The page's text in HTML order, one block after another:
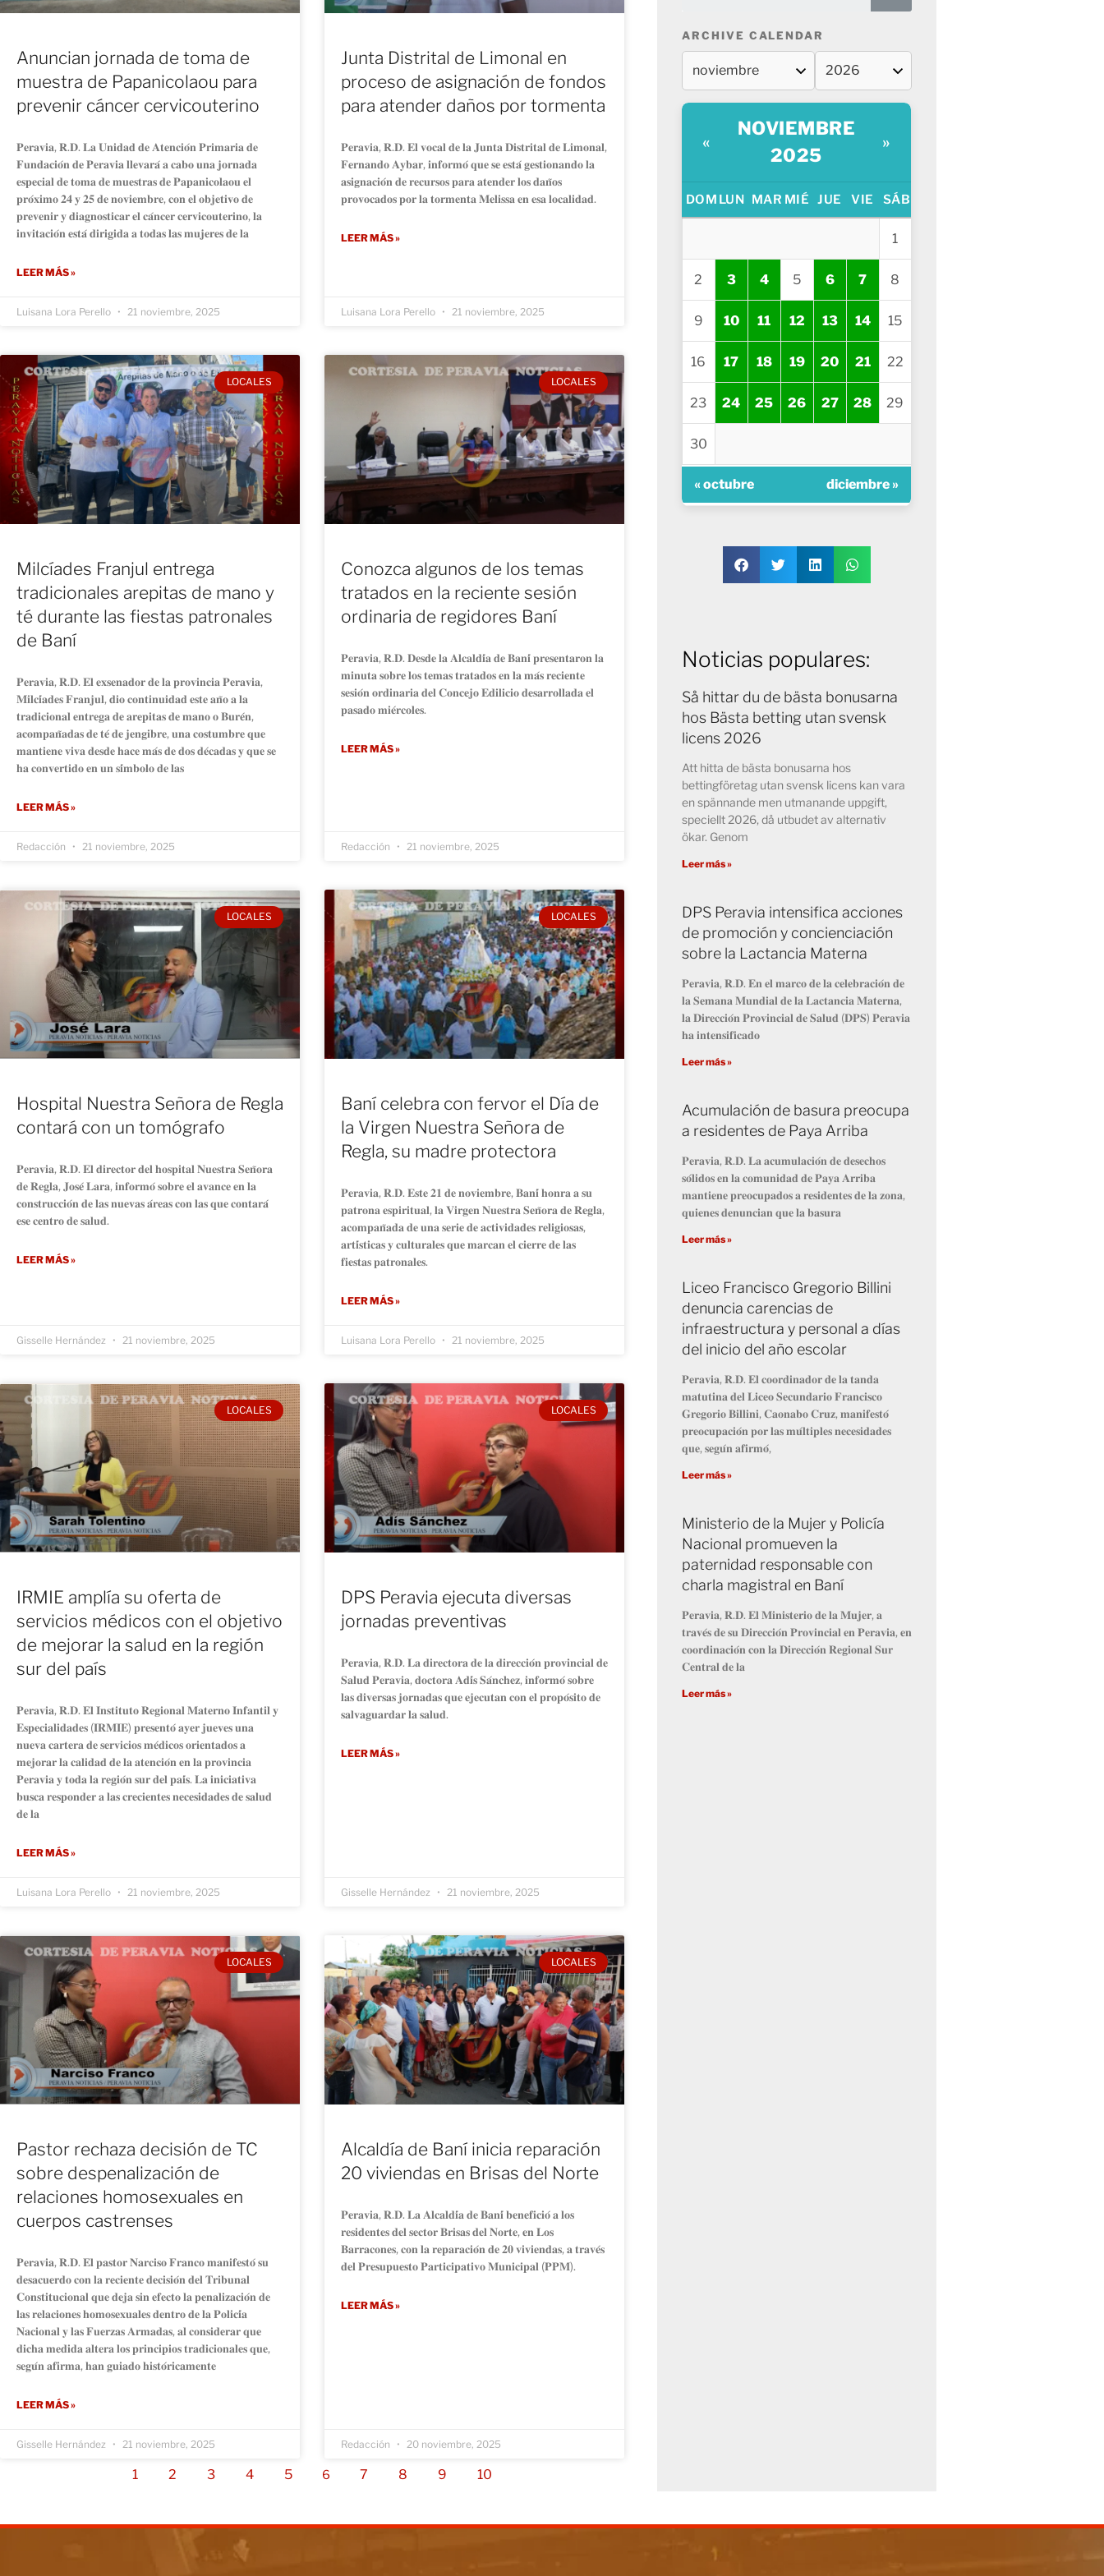
Anuncian jornada de toma de
muestra de Papanicolaou para
prevenir cáncer cervicouterino
𝐏𝐞𝐫𝐚𝐯𝐢𝐚, 𝐑.𝐃. 𝐋𝐚 𝐔𝐧𝐢𝐝𝐚𝐝 𝐝𝐞 𝐀𝐭𝐞𝐧𝐜𝐢𝐨́𝐧 𝐏𝐫𝐢𝐦𝐚𝐫𝐢𝐚 𝐝𝐞
𝐅𝐮𝐧𝐝𝐚𝐜𝐢𝐨́𝐧 𝐝𝐞 𝐏𝐞𝐫𝐚𝐯𝐢𝐚 𝐥𝐥𝐞𝐯𝐚𝐫𝐚́ 𝐚 𝐜𝐚𝐛𝐨 𝐮𝐧𝐚 𝐣𝐨𝐫𝐧𝐚𝐝𝐚
𝐞𝐬𝐩𝐞𝐜𝐢𝐚𝐥 𝐝𝐞 𝐭𝐨𝐦𝐚 𝐝𝐞 𝐦𝐮𝐞𝐬𝐭𝐫𝐚𝐬 𝐝𝐞 𝐏𝐚𝐩𝐚𝐧𝐢𝐜𝐨𝐥𝐚𝐨𝐮 𝐞𝐥
𝐩𝐫𝐨́𝐱𝐢𝐦𝐨 𝟐𝟒 𝐲 𝟐𝟓 𝐝𝐞 𝐧𝐨𝐯𝐢𝐞𝐦𝐛𝐫𝐞, 𝐜𝐨𝐧 𝐞𝐥 𝐨𝐛𝐣𝐞𝐭𝐢𝐯𝐨 𝐝𝐞
𝐩𝐫𝐞𝐯𝐞𝐧𝐢𝐫 𝐲 𝐝𝐢𝐚𝐠𝐧𝐨𝐬𝐭𝐢𝐜𝐚𝐫 𝐞𝐥 𝐜𝐚́𝐧𝐜𝐞𝐫 𝐜𝐞𝐫𝐯𝐢𝐜𝐨𝐮𝐭𝐞𝐫𝐢𝐧𝐨, 𝐥𝐚
𝐢𝐧𝐯𝐢𝐭𝐚𝐜𝐢𝐨́𝐧 𝐞𝐬𝐭𝐚́ 𝐝𝐢𝐫𝐢𝐠𝐢𝐝𝐚 𝐚 𝐭𝐨𝐝𝐚𝐬 𝐥𝐚𝐬 𝐦𝐮𝐣𝐞𝐫𝐞𝐬 𝐝𝐞 𝐥𝐚
LEER MÁS »
Luisana Lora Perello 21 noviembre, 2025
Junta Distrital de Limonal en
proceso de asignación de fondos
para atender daños por tormenta
𝐏𝐞𝐫𝐚𝐯𝐢𝐚, 𝐑.𝐃. 𝐄𝐥 𝐯𝐨𝐜𝐚𝐥 𝐝𝐞 𝐥𝐚 𝐉𝐮𝐧𝐭𝐚 𝐃𝐢𝐬𝐭𝐫𝐢𝐭𝐚𝐥 𝐝𝐞 𝐋𝐢𝐦𝐨𝐧𝐚𝐥,
𝐅𝐞𝐫𝐧𝐚𝐧𝐝𝐨 𝐀𝐲𝐛𝐚𝐫, 𝐢𝐧𝐟𝐨𝐫𝐦𝐨́ 𝐪𝐮𝐞 𝐬𝐞 𝐞𝐬𝐭𝐚́ 𝐠𝐞𝐬𝐭𝐢𝐨𝐧𝐚𝐧𝐝𝐨 𝐥𝐚
𝐚𝐬𝐢𝐠𝐧𝐚𝐜𝐢𝐨́𝐧 𝐝𝐞 𝐫𝐞𝐜𝐮𝐫𝐬𝐨𝐬 𝐩𝐚𝐫𝐚 𝐚𝐭𝐞𝐧𝐝𝐞𝐫 𝐥𝐨𝐬 𝐝𝐚𝐧̃𝐨𝐬
𝐩𝐫𝐨𝐯𝐨𝐜𝐚𝐝𝐨𝐬 𝐩𝐨𝐫 𝐥𝐚 𝐭𝐨𝐫𝐦𝐞𝐧𝐭𝐚 𝐌𝐞𝐥𝐢𝐬𝐬𝐚 𝐞𝐧 𝐞𝐬𝐚 𝐥𝐨𝐜𝐚𝐥𝐢𝐝𝐚𝐝.
LEER MÁS »
Luisana Lora Perello 21 noviembre, 2025
LOCALES
Milcíades Franjul entrega
tradicionales arepitas de mano y
té durante las fiestas patronales
de Baní
𝐏𝐞𝐫𝐚𝐯𝐢𝐚, 𝐑.𝐃. 𝐄𝐥 𝐞𝐱𝐬𝐞𝐧𝐚𝐝𝐨𝐫 𝐝𝐞 𝐥𝐚 𝐩𝐫𝐨𝐯𝐢𝐧𝐜𝐢𝐚 𝐏𝐞𝐫𝐚𝐯𝐢𝐚,
𝐌𝐢𝐥𝐜𝐢́𝐚𝐝𝐞𝐬 𝐅𝐫𝐚𝐧𝐣𝐮𝐥, 𝐝𝐢𝐨 𝐜𝐨𝐧𝐭𝐢𝐧𝐮𝐢𝐝𝐚𝐝 𝐞𝐬𝐭𝐞 𝐚𝐧̃𝐨 𝐚 𝐥𝐚
𝐭𝐫𝐚𝐝𝐢𝐜𝐢𝐨𝐧𝐚𝐥 𝐞𝐧𝐭𝐫𝐞𝐠𝐚 𝐝𝐞 𝐚𝐫𝐞𝐩𝐢𝐭𝐚𝐬 𝐝𝐞 𝐦𝐚𝐧𝐨 𝐨 𝐁𝐮𝐫𝐞́𝐧,
𝐚𝐜𝐨𝐦𝐩𝐚𝐧̃𝐚𝐝𝐚𝐬 𝐝𝐞 𝐭𝐞́ 𝐝𝐞 𝐣𝐞𝐧𝐠𝐢𝐛𝐫𝐞, 𝐮𝐧𝐚 𝐜𝐨𝐬𝐭𝐮𝐦𝐛𝐫𝐞 𝐪𝐮𝐞
𝐦𝐚𝐧𝐭𝐢𝐞𝐧𝐞 𝐯𝐢𝐯𝐚 𝐝𝐞𝐬𝐝𝐞 𝐡𝐚𝐜𝐞 𝐦𝐚́𝐬 𝐝𝐞 𝐝𝐨𝐬 𝐝𝐞́𝐜𝐚𝐝𝐚𝐬 𝐲 𝐪𝐮𝐞 𝐬𝐞
𝐡𝐚 𝐜𝐨𝐧𝐯𝐞𝐫𝐭𝐢𝐝𝐨 𝐞𝐧 𝐮𝐧 𝐬𝐢́𝐦𝐛𝐨𝐥𝐨 𝐝𝐞 𝐥𝐚𝐬
LEER MÁS »
Redacción 21 noviembre, 2025
LOCALES
Conozca algunos de los temas
tratados en la reciente sesión
ordinaria de regidores Baní
𝐏𝐞𝐫𝐚𝐯𝐢𝐚, 𝐑.𝐃. 𝐃𝐞𝐬𝐝𝐞 𝐥𝐚 𝐀𝐥𝐜𝐚𝐥𝐝𝐢́𝐚 𝐝𝐞 𝐁𝐚𝐧𝐢́ 𝐩𝐫𝐞𝐬𝐞𝐧𝐭𝐚𝐫𝐨𝐧 𝐥𝐚
𝐦𝐢𝐧𝐮𝐭𝐚 𝐬𝐨𝐛𝐫𝐞 𝐥𝐨𝐬 𝐭𝐞𝐦𝐚𝐬 𝐭𝐫𝐚𝐭𝐚𝐝𝐨𝐬 𝐞𝐧 𝐥𝐚 𝐦𝐚́𝐬 𝐫𝐞𝐜𝐢𝐞𝐧𝐭𝐞
𝐬𝐞𝐬𝐢𝐨́𝐧 𝐨𝐫𝐝𝐢𝐧𝐚𝐫𝐢𝐚 𝐝𝐞𝐥 𝐂𝐨𝐧𝐜𝐞𝐣𝐨 𝐄𝐝𝐢𝐥𝐢𝐜𝐢𝐨 𝐝𝐞𝐬𝐚𝐫𝐫𝐨𝐥𝐥𝐚𝐝𝐚 𝐞𝐥
𝐩𝐚𝐬𝐚𝐝𝐨 𝐦𝐢𝐞́𝐫𝐜𝐨𝐥𝐞𝐬.
LEER MÁS »
Redacción 21 noviembre, 2025
LOCALES
Hospital Nuestra Señora de Regla
contará con un tomógrafo
𝐏𝐞𝐫𝐚𝐯𝐢𝐚, 𝐑.𝐃. 𝐄𝐥 𝐝𝐢𝐫𝐞𝐜𝐭𝐨𝐫 𝐝𝐞𝐥 𝐡𝐨𝐬𝐩𝐢𝐭𝐚𝐥 𝐍𝐮𝐞𝐬𝐭𝐫𝐚 𝐒𝐞𝐧̃𝐨𝐫𝐚
𝐝𝐞 𝐑𝐞𝐠𝐥𝐚, 𝐉𝐨𝐬𝐞́ 𝐋𝐚𝐫𝐚, 𝐢𝐧𝐟𝐨𝐫𝐦𝐨́ 𝐬𝐨𝐛𝐫𝐞 𝐞𝐥 𝐚𝐯𝐚𝐧𝐜𝐞 𝐞𝐧 𝐥𝐚
𝐜𝐨𝐧𝐬𝐭𝐫𝐮𝐜𝐜𝐢𝐨́𝐧 𝐝𝐞 𝐥𝐚𝐬 𝐧𝐮𝐞𝐯𝐚𝐬 𝐚́𝐫𝐞𝐚𝐬 𝐜𝐨𝐧 𝐥𝐚𝐬 𝐪𝐮𝐞 𝐜𝐨𝐧𝐭𝐚𝐫𝐚́
𝐞𝐬𝐞 𝐜𝐞𝐧𝐭𝐫𝐨 𝐝𝐞 𝐬𝐚𝐥𝐮𝐝.
LEER MÁS »
Gisselle Hernández 21 noviembre, 2025
LOCALES
Baní celebra con fervor el Día de
la Virgen Nuestra Señora de
Regla, su madre protectora
𝐏𝐞𝐫𝐚𝐯𝐢𝐚, 𝐑.𝐃. 𝐄𝐬𝐭𝐞 𝟐𝟏 𝐝𝐞 𝐧𝐨𝐯𝐢𝐞𝐦𝐛𝐫𝐞, 𝐁𝐚𝐧𝐢́ 𝐡𝐨𝐧𝐫𝐚 𝐚 𝐬𝐮
𝐩𝐚𝐭𝐫𝐨𝐧𝐚 𝐞𝐬𝐩𝐢𝐫𝐢𝐭𝐮𝐚𝐥, 𝐥𝐚 𝐕𝐢𝐫𝐠𝐞𝐧 𝐍𝐮𝐞𝐬𝐭𝐫𝐚 𝐒𝐞𝐧̃𝐨𝐫𝐚 𝐝𝐞 𝐑𝐞𝐠𝐥𝐚,
𝐚𝐜𝐨𝐦𝐩𝐚𝐧̃𝐚𝐝𝐚 𝐝𝐞 𝐮𝐧𝐚 𝐬𝐞𝐫𝐢𝐞 𝐝𝐞 𝐚𝐜𝐭𝐢𝐯𝐢𝐝𝐚𝐝𝐞𝐬 𝐫𝐞𝐥𝐢𝐠𝐢𝐨𝐬𝐚𝐬,
𝐚𝐫𝐭𝐢́𝐬𝐭𝐢𝐜𝐚𝐬 𝐲 𝐜𝐮𝐥𝐭𝐮𝐫𝐚𝐥𝐞𝐬 𝐪𝐮𝐞 𝐦𝐚𝐫𝐜𝐚𝐧 𝐞𝐥 𝐜𝐢𝐞𝐫𝐫𝐞 𝐝𝐞 𝐥𝐚𝐬
𝐟𝐢𝐞𝐬𝐭𝐚𝐬 𝐩𝐚𝐭𝐫𝐨𝐧𝐚𝐥𝐞𝐬.
LEER MÁS »
Luisana Lora Perello 21 noviembre, 2025
LOCALES
IRMIE amplía su oferta de
servicios médicos con el objetivo
de mejorar la salud en la región
sur del país
𝐏𝐞𝐫𝐚𝐯𝐢𝐚, 𝐑.𝐃. 𝐄𝐥 𝐈𝐧𝐬𝐭𝐢𝐭𝐮𝐭𝐨 𝐑𝐞𝐠𝐢𝐨𝐧𝐚𝐥 𝐌𝐚𝐭𝐞𝐫𝐧𝐨 𝐈𝐧𝐟𝐚𝐧𝐭𝐢𝐥 𝐲
𝐄𝐬𝐩𝐞𝐜𝐢𝐚𝐥𝐢𝐝𝐚𝐝𝐞𝐬 (𝐈𝐑𝐌𝐈𝐄) 𝐩𝐫𝐞𝐬𝐞𝐧𝐭𝐨́ 𝐚𝐲𝐞𝐫 𝐣𝐮𝐞𝐯𝐞𝐬 𝐮𝐧𝐚
𝐧𝐮𝐞𝐯𝐚 𝐜𝐚𝐫𝐭𝐞𝐫𝐚 𝐝𝐞 𝐬𝐞𝐫𝐯𝐢𝐜𝐢𝐨𝐬 𝐦𝐞́𝐝𝐢𝐜𝐨𝐬 𝐨𝐫𝐢𝐞𝐧𝐭𝐚𝐝𝐨𝐬 𝐚
𝐦𝐞𝐣𝐨𝐫𝐚𝐫 𝐥𝐚 𝐜𝐚𝐥𝐢𝐝𝐚𝐝 𝐝𝐞 𝐥𝐚 𝐚𝐭𝐞𝐧𝐜𝐢𝐨́𝐧 𝐞𝐧 𝐥𝐚 𝐩𝐫𝐨𝐯𝐢𝐧𝐜𝐢𝐚
𝐏𝐞𝐫𝐚𝐯𝐢𝐚 𝐲 𝐭𝐨𝐝𝐚 𝐥𝐚 𝐫𝐞𝐠𝐢𝐨́𝐧 𝐬𝐮𝐫 𝐝𝐞𝐥 𝐩𝐚𝐢́𝐬. 𝐋𝐚 𝐢𝐧𝐢𝐜𝐢𝐚𝐭𝐢𝐯𝐚
𝐛𝐮𝐬𝐜𝐚 𝐫𝐞𝐬𝐩𝐨𝐧𝐝𝐞𝐫 𝐚 𝐥𝐚𝐬 𝐜𝐫𝐞𝐜𝐢𝐞𝐧𝐭𝐞𝐬 𝐧𝐞𝐜𝐞𝐬𝐢𝐝𝐚𝐝𝐞𝐬 𝐝𝐞 𝐬𝐚𝐥𝐮𝐝
𝐝𝐞 𝐥𝐚
LEER MÁS »
Luisana Lora Perello 21 noviembre, 2025
LOCALES
DPS Peravia ejecuta diversas
jornadas preventivas
𝐏𝐞𝐫𝐚𝐯𝐢𝐚, 𝐑.𝐃. 𝐋𝐚 𝐝𝐢𝐫𝐞𝐜𝐭𝐨𝐫𝐚 𝐝𝐞 𝐥𝐚 𝐝𝐢𝐫𝐞𝐜𝐜𝐢𝐨́𝐧 𝐩𝐫𝐨𝐯𝐢𝐧𝐜𝐢𝐚𝐥 𝐝𝐞
𝐒𝐚𝐥𝐮𝐝 𝐏𝐞𝐫𝐚𝐯𝐢𝐚, 𝐝𝐨𝐜𝐭𝐨𝐫𝐚 𝐀𝐝𝐢́𝐬 𝐒𝐚́𝐧𝐜𝐡𝐞𝐳, 𝐢𝐧𝐟𝐨𝐫𝐦𝐨́ 𝐬𝐨𝐛𝐫𝐞
𝐥𝐚𝐬 𝐝𝐢𝐯𝐞𝐫𝐬𝐚𝐬 𝐣𝐨𝐫𝐧𝐚𝐝𝐚𝐬 𝐪𝐮𝐞 𝐞𝐣𝐞𝐜𝐮𝐭𝐚𝐧 𝐜𝐨𝐧 𝐞𝐥 𝐩𝐫𝐨𝐩𝐨́𝐬𝐢𝐭𝐨 𝐝𝐞
𝐬𝐚𝐥𝐯𝐚𝐠𝐮𝐚𝐫𝐝𝐚𝐫 𝐥𝐚 𝐬𝐚𝐥𝐮𝐝.
LEER MÁS »
Gisselle Hernández 21 noviembre, 2025
LOCALES
Pastor rechaza decisión de TC
sobre despenalización de
relaciones homosexuales en
cuerpos castrenses
𝐏𝐞𝐫𝐚𝐯𝐢𝐚, 𝐑.𝐃. 𝐄𝐥 𝐩𝐚𝐬𝐭𝐨𝐫 𝐍𝐚𝐫𝐜𝐢𝐬𝐨 𝐅𝐫𝐚𝐧𝐜𝐨 𝐦𝐚𝐧𝐢𝐟𝐞𝐬𝐭𝐨́ 𝐬𝐮
𝐝𝐞𝐬𝐚𝐜𝐮𝐞𝐫𝐝𝐨 𝐜𝐨𝐧 𝐥𝐚 𝐫𝐞𝐜𝐢𝐞𝐧𝐭𝐞 𝐝𝐞𝐜𝐢𝐬𝐢𝐨́𝐧 𝐝𝐞𝐥 𝐓𝐫𝐢𝐛𝐮𝐧𝐚𝐥
𝐂𝐨𝐧𝐬𝐭𝐢𝐭𝐮𝐜𝐢𝐨𝐧𝐚𝐥 𝐪𝐮𝐞 𝐝𝐞𝐣𝐚 𝐬𝐢𝐧 𝐞𝐟𝐞𝐜𝐭𝐨 𝐥𝐚 𝐩𝐞𝐧𝐚𝐥𝐢𝐳𝐚𝐜𝐢𝐨́𝐧 𝐝𝐞
𝐥𝐚𝐬 𝐫𝐞𝐥𝐚𝐜𝐢𝐨𝐧𝐞𝐬 𝐡𝐨𝐦𝐨𝐬𝐞𝐱𝐮𝐚𝐥𝐞𝐬 𝐝𝐞𝐧𝐭𝐫𝐨 𝐝𝐞 𝐥𝐚 𝐏𝐨𝐥𝐢𝐜𝐢́𝐚
𝐍𝐚𝐜𝐢𝐨𝐧𝐚𝐥 𝐲 𝐥𝐚𝐬 𝐅𝐮𝐞𝐫𝐳𝐚𝐬 𝐀𝐫𝐦𝐚𝐝𝐚𝐬, 𝐚𝐥 𝐜𝐨𝐧𝐬𝐢𝐝𝐞𝐫𝐚𝐫 𝐪𝐮𝐞
𝐝𝐢𝐜𝐡𝐚 𝐦𝐞𝐝𝐢𝐝𝐚 𝐚𝐥𝐭𝐞𝐫𝐚 𝐥𝐨𝐬 𝐩𝐫𝐢𝐧𝐜𝐢𝐩𝐢𝐨𝐬 𝐭𝐫𝐚𝐝𝐢𝐜𝐢𝐨𝐧𝐚𝐥𝐞𝐬 𝐪𝐮𝐞,
𝐬𝐞𝐠𝐮́𝐧 𝐚𝐟𝐢𝐫𝐦𝐚, 𝐡𝐚𝐧 𝐠𝐮𝐢𝐚𝐝𝐨 𝐡𝐢𝐬𝐭𝐨́𝐫𝐢𝐜𝐚𝐦𝐞𝐧𝐭𝐞
LEER MÁS »
Gisselle Hernández 21 noviembre, 2025
LOCALES
Alcaldía de Baní inicia reparación
20 viviendas en Brisas del Norte
𝐏𝐞𝐫𝐚𝐯𝐢𝐚, 𝐑.𝐃. 𝐋𝐚 𝐀𝐥𝐜𝐚𝐥𝐝𝐢́𝐚 𝐝𝐞 𝐁𝐚𝐧𝐢́ 𝐛𝐞𝐧𝐞𝐟𝐢𝐜𝐢𝐨́ 𝐚 𝐥𝐨𝐬
𝐫𝐞𝐬𝐢𝐝𝐞𝐧𝐭𝐞𝐬 𝐝𝐞𝐥 𝐬𝐞𝐜𝐭𝐨𝐫 𝐁𝐫𝐢𝐬𝐚𝐬 𝐝𝐞𝐥 𝐍𝐨𝐫𝐭𝐞, 𝐞𝐧 𝐋𝐨𝐬
𝐁𝐚𝐫𝐫𝐚𝐜𝐨𝐧𝐞𝐬, 𝐜𝐨𝐧 𝐥𝐚 𝐫𝐞𝐩𝐚𝐫𝐚𝐜𝐢𝐨́𝐧 𝐝𝐞 𝟐𝟎 𝐯𝐢𝐯𝐢𝐞𝐧𝐝𝐚𝐬, 𝐚 𝐭𝐫𝐚𝐯𝐞́𝐬
𝐝𝐞𝐥 𝐏𝐫𝐞𝐬𝐮𝐩𝐮𝐞𝐬𝐭𝐨 𝐏𝐚𝐫𝐭𝐢𝐜𝐢𝐩𝐚𝐭𝐢𝐯𝐨 𝐌𝐮𝐧𝐢𝐜𝐢𝐩𝐚𝐥 (𝐏𝐏𝐌).
LEER MÁS »
Redacción 20 noviembre, 2025
1 2 3 4 5 6 7 8 9 10
ARCHIVE CALENDAR
«
NOVIEMBRE
2025
»
DOM LUN MAR MIÉ JUE VIE SÁB
1
2 3 4 5 6 7 8
9 10 11 12 13 14 15
16 17 18 19 20 21 22
23 24 25 26 27 28 29
30
« octubre diciembre »
Noticias populares:
Så hittar du de bästa bonusarna
hos Bästa betting utan svensk
licens 2026
Att hitta de bästa bonusarna hos
bettingföretag utan svensk licens kan vara
en spännande men utmanande uppgift,
speciellt 2026, då utbudet av alternativ
ökar. Genom
Leer más »
DPS Peravia intensifica acciones
de promoción y concienciación
sobre la Lactancia Materna
𝐏𝐞𝐫𝐚𝐯𝐢𝐚, 𝐑.𝐃. 𝐄𝐧 𝐞𝐥 𝐦𝐚𝐫𝐜𝐨 𝐝𝐞 𝐥𝐚 𝐜𝐞𝐥𝐞𝐛𝐫𝐚𝐜𝐢𝐨́𝐧 𝐝𝐞
𝐥𝐚 𝐒𝐞𝐦𝐚𝐧𝐚 𝐌𝐮𝐧𝐝𝐢𝐚𝐥 𝐝𝐞 𝐥𝐚 𝐋𝐚𝐜𝐭𝐚𝐧𝐜𝐢𝐚 𝐌𝐚𝐭𝐞𝐫𝐧𝐚,
𝐥𝐚 𝐃𝐢𝐫𝐞𝐜𝐜𝐢𝐨́𝐧 𝐏𝐫𝐨𝐯𝐢𝐧𝐜𝐢𝐚𝐥 𝐝𝐞 𝐒𝐚𝐥𝐮𝐝 (𝐃𝐏𝐒) 𝐏𝐞𝐫𝐚𝐯𝐢𝐚
𝐡𝐚 𝐢𝐧𝐭𝐞𝐧𝐬𝐢𝐟𝐢𝐜𝐚𝐝𝐨
Leer más »
Acumulación de basura preocupa
a residentes de Paya Arriba
𝐏𝐞𝐫𝐚𝐯𝐢𝐚, 𝐑.𝐃. 𝐋𝐚 𝐚𝐜𝐮𝐦𝐮𝐥𝐚𝐜𝐢𝐨́𝐧 𝐝𝐞 𝐝𝐞𝐬𝐞𝐜𝐡𝐨𝐬
𝐬𝐨́𝐥𝐢𝐝𝐨𝐬 𝐞𝐧 𝐥𝐚 𝐜𝐨𝐦𝐮𝐧𝐢𝐝𝐚𝐝 𝐝𝐞 𝐏𝐚𝐲𝐚 𝐀𝐫𝐫𝐢𝐛𝐚
𝐦𝐚𝐧𝐭𝐢𝐞𝐧𝐞 𝐩𝐫𝐞𝐨𝐜𝐮𝐩𝐚𝐝𝐨𝐬 𝐚 𝐫𝐞𝐬𝐢𝐝𝐞𝐧𝐭𝐞𝐬 𝐝𝐞 𝐥𝐚 𝐳𝐨𝐧𝐚,
𝐪𝐮𝐢𝐞𝐧𝐞𝐬 𝐝𝐞𝐧𝐮𝐧𝐜𝐢𝐚𝐧 𝐪𝐮𝐞 𝐥𝐚 𝐛𝐚𝐬𝐮𝐫𝐚
Leer más »
Liceo Francisco Gregorio Billini
denuncia carencias de
infraestructura y personal a días
del inicio del año escolar
𝐏𝐞𝐫𝐚𝐯𝐢𝐚, 𝐑.𝐃. 𝐄𝐥 𝐜𝐨𝐨𝐫𝐝𝐢𝐧𝐚𝐝𝐨𝐫 𝐝𝐞 𝐥𝐚 𝐭𝐚𝐧𝐝𝐚
𝐦𝐚𝐭𝐮𝐭𝐢𝐧𝐚 𝐝𝐞𝐥 𝐋𝐢𝐜𝐞𝐨 𝐒𝐞𝐜𝐮𝐧𝐝𝐚𝐫𝐢𝐨 𝐅𝐫𝐚𝐧𝐜𝐢𝐬𝐜𝐨
𝐆𝐫𝐞𝐠𝐨𝐫𝐢𝐨 𝐁𝐢𝐥𝐥𝐢𝐧𝐢, 𝐂𝐚𝐨𝐧𝐚𝐛𝐨 𝐂𝐫𝐮𝐳, 𝐦𝐚𝐧𝐢𝐟𝐞𝐬𝐭𝐨́
𝐩𝐫𝐞𝐨𝐜𝐮𝐩𝐚𝐜𝐢𝐨́𝐧 𝐩𝐨𝐫 𝐥𝐚𝐬 𝐦𝐮́𝐥𝐭𝐢𝐩𝐥𝐞𝐬 𝐧𝐞𝐜𝐞𝐬𝐢𝐝𝐚𝐝𝐞𝐬
𝐪𝐮𝐞, 𝐬𝐞𝐠𝐮́𝐧 𝐚𝐟𝐢𝐫𝐦𝐨́,
Leer más »
Ministerio de la Mujer y Policía
Nacional promueven la
paternidad responsable con
charla magistral en Baní
𝐏𝐞𝐫𝐚𝐯𝐢𝐚, 𝐑.𝐃. 𝐄𝐥 𝐌𝐢𝐧𝐢𝐬𝐭𝐞𝐫𝐢𝐨 𝐝𝐞 𝐥𝐚 𝐌𝐮𝐣𝐞𝐫, 𝐚
𝐭𝐫𝐚𝐯𝐞́𝐬 𝐝𝐞 𝐬𝐮 𝐃𝐢𝐫𝐞𝐜𝐜𝐢𝐨́𝐧 𝐏𝐫𝐨𝐯𝐢𝐧𝐜𝐢𝐚𝐥 𝐞𝐧 𝐏𝐞𝐫𝐚𝐯𝐢𝐚, 𝐞𝐧
𝐜𝐨𝐨𝐫𝐝𝐢𝐧𝐚𝐜𝐢𝐨́𝐧 𝐜𝐨𝐧 𝐥𝐚 𝐃𝐢𝐫𝐞𝐜𝐜𝐢𝐨́𝐧 𝐑𝐞𝐠𝐢𝐨𝐧𝐚𝐥 𝐒𝐮𝐫
𝐂𝐞𝐧𝐭𝐫𝐚𝐥 𝐝𝐞 𝐥𝐚
Leer más »